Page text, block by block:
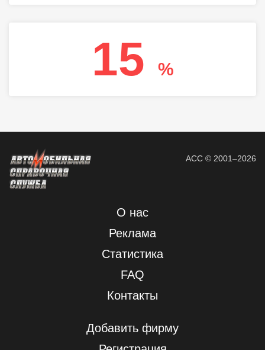
15 %
АСС © 2001–2026
О нас
Реклама
Статистика
FAQ
Контакты
Добавить фирму